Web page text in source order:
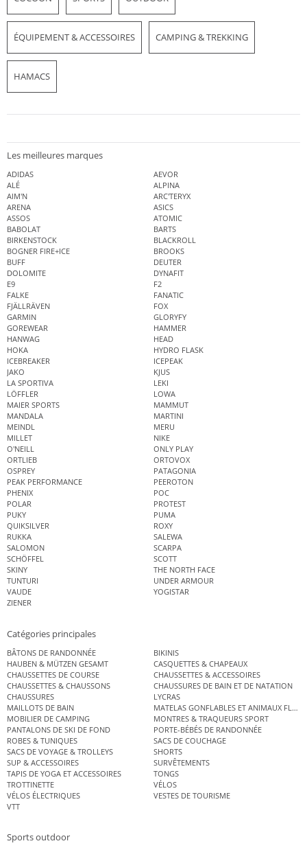
ÉQUIPEMENT & ACCESSOIRES CAMPING & TREKKING
HAMACS
Les meilleures marques
ADIDAS
AEVOR
ALÉ
ALPINA
AIM'N
ARC'TERYX
ARENA
ASICS
ASSOS
ATOMIC
BABOLAT
BARTS
BIRKENSTOCK
BLACKROLL
BOGNER FIRE+ICE
BROOKS
BUFF
DEUTER
DOLOMITE
DYNAFIT
E9
F2
FALKE
FANATIC
FJÄLLRÄVEN
FOX
GARMIN
GLORYFY
GOREWEAR
HAMMER
HANWAG
HEAD
HOKA
HYDRO FLASK
ICEBREAKER
ICEPEAK
JAKO
KJUS
LA SPORTIVA
LEKI
LÖFFLER
LOWA
MAIER SPORTS
MAMMUT
MANDALA
MARTINI
MEINDL
MERU
MILLET
NIKE
O'NEILL
ONLY PLAY
ORTLIEB
ORTOVOX
OSPREY
PATAGONIA
PEAK PERFORMANCE
PEEROTON
PHENIX
POC
POLAR
PROTEST
PUKY
PUMA
QUIKSILVER
ROXY
RUKKA
SALEWA
SALOMON
SCARPA
SCHÖFFEL
SCOTT
SKINY
THE NORTH FACE
TUNTURI
UNDER ARMOUR
VAUDE
YOGISTAR
ZIENER
Catégories principales
BÂTONS DE RANDONNÉE
BIKINIS
HAUBEN & MÜTZEN GESAMT
CASQUETTES & CHAPEAUX
CHAUSSETTES DE COURSE
CHAUSSETTES & ACCESSOIRES
CHAUSSETTES & CHAUSSONS
CHAUSSURES DE BAIN ET DE NATATION
CHAUSSURES
LYCRAS
MAILLOTS DE BAIN
MATELAS GONFLABLES ET ANIMAUX
MOBILIER DE CAMPING
MONTRES & TRAQUEURS SPORT
PANTALONS DE SKI DE FOND
PORTE-BÉBÉS DE RANDONNÉE
ROBES & TUNIQUES
SACS DE COUCHAGE
SACS DE VOYAGE & TROLLEYS
SHORTS
SUP & ACCESSOIRES
SURVÊTEMENTS
TAPIS DE YOGA ET ACCESSOIRES
TONGS
TROTTINETTE
VÉLOS
VÉLOS ÉLECTRIQUES
VESTES DE TOURISME
VTT
Sports outdoor